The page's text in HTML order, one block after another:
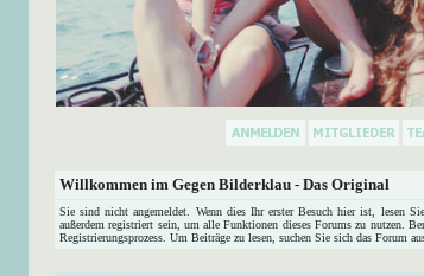
Willkommen im Gegen Bilderklau - Das Original
Sie sind nicht angemeldet. Wenn dies Ihr erster Besuch hier ist, lesen
außerdem registriert sein, um alle Funktionen dieses Forums zu nutzen.
Registrierungsprozess. Um Beiträge zu lesen, suchen Sie sich das Forum